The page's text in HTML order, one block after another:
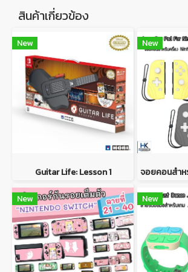
สินค้าเกี่ยวข้อง
New
Guitar Life: Lesson 1
New
New New